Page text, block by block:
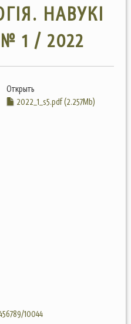
НАВУКІ
1 / 2022
Открыть
2022_1_s5.pdf (2.257Mb)
10044